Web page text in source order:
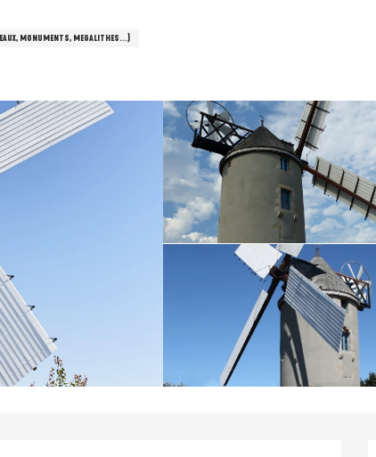
MONUMENTS, MEGALITHES...)